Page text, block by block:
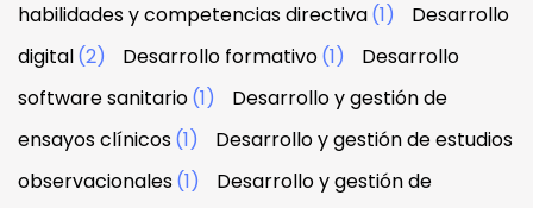
habilidades y competencias directiva(1)
Desarrollo
digital(2) Desarrollo formativo(1)
Desarrollo
software sanitario(1)
Desarrollo y gestión de
ensayos clínicos(1)
Desarrollo y gestión de estudios
observacionales(1)
Desarrollo y gestión de